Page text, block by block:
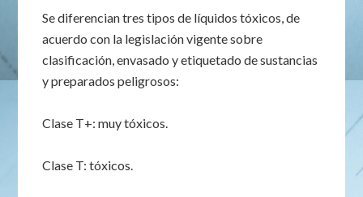
Se diferencian tres tipos de líquidos tóxicos, de
acuerdo con la legislación vigente sobre
clasificación, envasado y etiquetado de sustancias
y preparados peligrosos:
Clase T+: muy tóxicos.
Clase T: tóxicos.